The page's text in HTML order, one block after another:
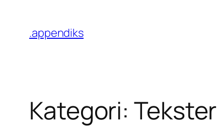
innhold
.appendiks
Kategori: Tekster